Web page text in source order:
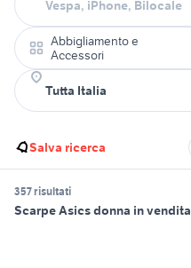
Abbigliamento e
Accessori
Salva ricerca
357 risultati
Scarpe Asics donna in vendita